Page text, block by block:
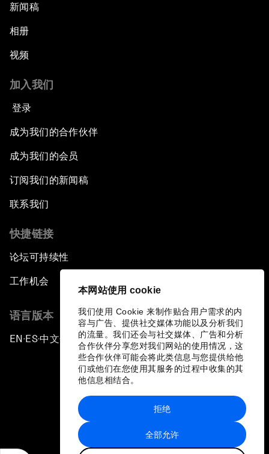
本网站使用 cookie
我们使用 Cookie 来制作贴合用户需求的内
容与广告、提供社交媒体功能以及分析我们
的流量。我们还会与社交媒体、广告和分析
合作伙伴分享您对我们网站的使用情况，这
些合作伙伴可能会将此类信息与您提供给他
们或他们在您使用其服务的过程中收集的其
他信息相结合。
全部允许
拒绝
新闻稿
相册
视频
加入我们
登录
成为我们的合作伙伴
成为我们的会员
订阅我们的新闻稿
联系我们
快捷链接
论坛可持续性
工作机会
语言版本
EN ▪ES▪中文▪ 日本語
站点地图